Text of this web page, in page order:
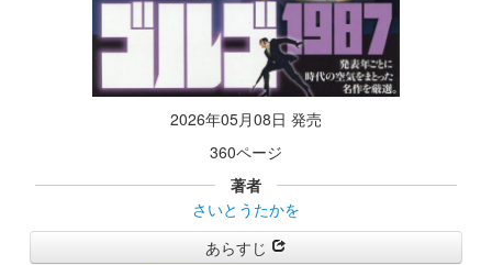
2026年05月08日 発売
360ページ
著者
さいとうたかを
あらすじ